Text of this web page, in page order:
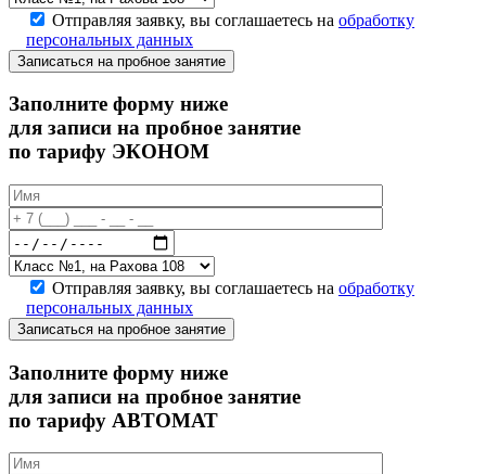
Отправляя заявку, вы соглашаетесь на обработку
персональных данных
Записаться на пробное занятие
Заполните форму ниже
для записи на пробное занятие
по тарифу ЭКОНОМ
Отправляя заявку, вы соглашаетесь на обработку
персональных данных
Записаться на пробное занятие
Заполните форму ниже
для записи на пробное занятие
по тарифу АВТОМАТ